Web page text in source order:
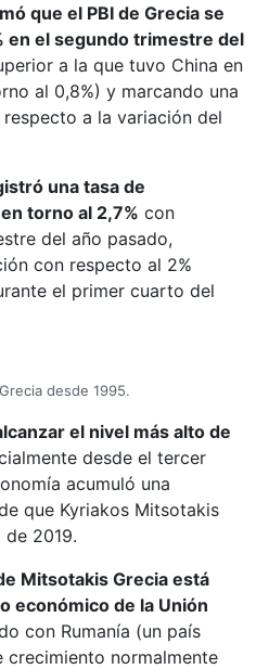
que el PBI de Grecia se
en el segundo trimestre del
a la que tuvo China en
al 0,8%) y marcando una
a la variación del
una tasa de
torno al 2,7% con
del año pasado,
con respecto al 2%
el primer cuarto del
desde 1995.
el nivel más alto de
desde el tercer
acumuló una
que Kyriakos Mitsotakis
2019.
Mitsotakis Grecia está
económico de la Unión
con Rumanía (un país
crecimiento normalmente